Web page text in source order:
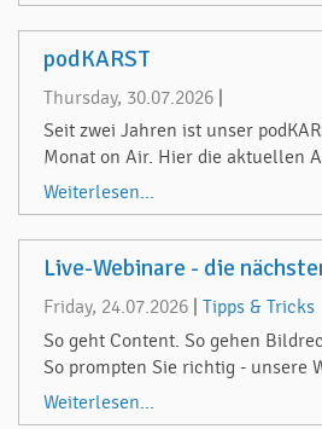
podKARST
Thursday, 30.07.2026
Seit zwei Jahren ist unser
Monat on Air. Hier die aktuellen
Weiterlesen...
Live-Webinare - die
Friday, 24.07.2026
Tipps & Tricks
So geht Content. So gehen
So prompten Sie richtig - unsere
Weiterlesen...